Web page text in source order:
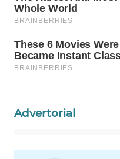
Advertorial
WN
WN
WN